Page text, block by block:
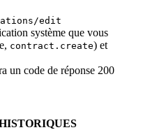
edit
système que vous
contract.create) et
un code de réponse 200